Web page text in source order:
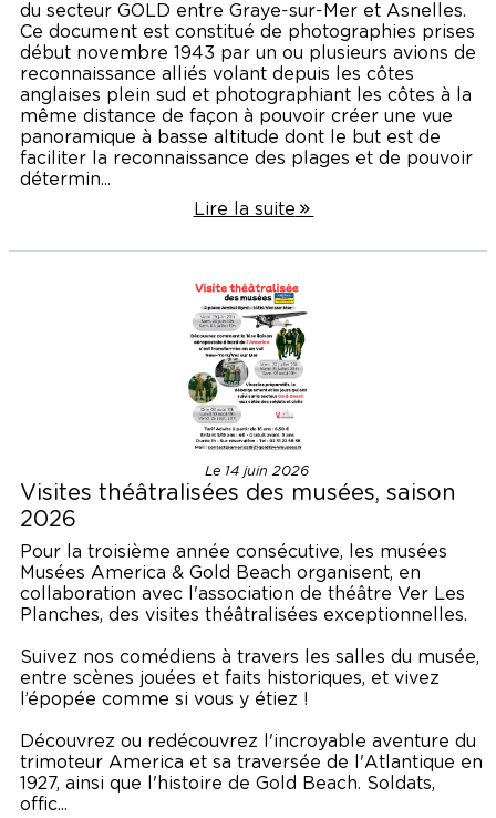
du secteur GOLD entre Graye-sur-Mer et Asnelles.
Ce document est constitué de photographies prises
début novembre 1943 par un ou plusieurs avions de
reconnaissance alliés volant depuis les côtes
anglaises plein sud et photographiant les côtes à la
même distance de façon à pouvoir créer une vue
panoramique à basse altitude dont le but est de
faciliter la reconnaissance des plages et de pouvoir
détermin...
Lire la suite
Visites théâtralisées des musées, saison
2026
Le 14 juin 2026
Pour la troisième année consécutive, les musées
Musées America & Gold Beach organisent, en
collaboration avec l'association de théâtre Ver Les
Planches, des visites théâtralisées exceptionnelles.
Suivez nos comédiens à travers les salles du musée,
entre scènes jouées et faits historiques, et vivez
l’épopée comme si vous y étiez !
Découvrez ou redécouvrez l'incroyable aventure du
trimoteur America et sa traversée de l'Atlantique en
1927, ainsi que l'histoire de Gold Beach. Soldats,
offic...